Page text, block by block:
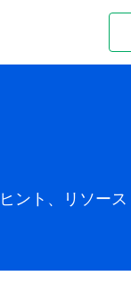
ント、リソース